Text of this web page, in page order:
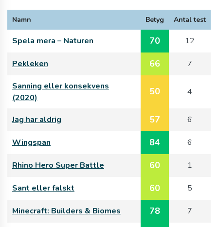
Namn Betyg Antal test
Spela mera – Naturen 70 12
Pekleken 66 7
Sanning eller konsekvens
(2020)
50 4
Jag har aldrig 57 6
Wingspan 84 6
Rhino Hero Super Battle 60 1
Sant eller falskt 60 5
Minecraft: Builders & Biomes 78 7